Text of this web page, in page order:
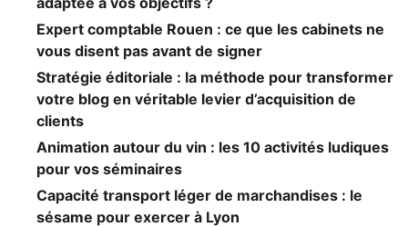
Expert comptable Rouen : ce que les cabinets ne
vous disent pas avant de signer
Stratégie éditoriale : la méthode pour transformer
votre blog en véritable levier d’acquisition de
clients
Animation autour du vin : les 10 activités ludiques
pour vos séminaires
Capacité transport léger de marchandises : le
sésame pour exercer à Lyon